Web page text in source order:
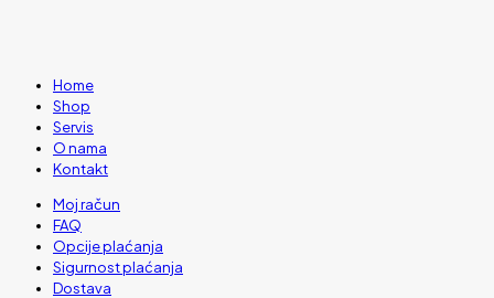
Home
Shop
Servis
O nama
Kontakt
Moj račun
FAQ
Opcije plaćanja
Sigurnost plaćanja
Dostava